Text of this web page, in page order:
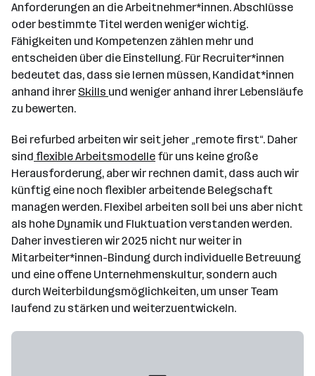
Anforderungen an die Arbeitnehmer*innen. Abschlüsse
oder bestimmte Titel werden weniger wichtig.
Fähigkeiten und Kompetenzen zählen mehr und
entscheiden über die Einstellung. Für Recruiter*innen
bedeutet das, dass sie lernen müssen, Kandidat*innen
anhand ihrer Skills und weniger anhand ihrer Lebensläufe
zu bewerten.
Bei refurbed arbeiten wir seit jeher „remote first“. Daher
sind flexible Arbeitsmodelle für uns keine große
Herausforderung, aber wir rechnen damit, dass auch wir
künftig eine noch flexibler arbeitende Belegschaft
managen werden. Flexibel arbeiten soll bei uns aber nicht
als hohe Dynamik und Fluktuation verstanden werden.
Daher investieren wir 2025 nicht nur weiter in
Mitarbeiter*innen-Bindung durch individuelle Betreuung
und eine offene Unternehmenskultur, sondern auch
durch Weiterbildungsmöglichkeiten, um unser Team
laufend zu stärken und weiterzuentwickeln.